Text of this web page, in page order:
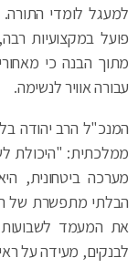
למעגל לומדי התורה.
פועל במקצועיות
מתוך הבנה כי
עבורה אוויר לנשימה.
המנכ"ל הרב יהודה
ממלכתית: "היכולת
מערכה ביטחונית,
הבלתי מתפשרת של
את המעמד
לבנקים, מעידה על